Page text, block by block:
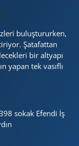
buluştururken,
Şatafattan
bir altyapı
yapan tek vasıflı
sokak Efendi İş